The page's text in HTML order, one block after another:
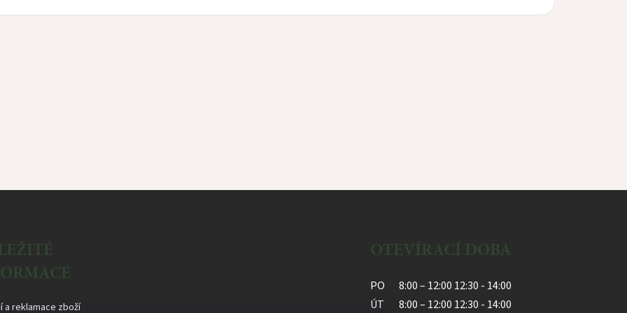
a reklamace zboží
OTEVÍRACÍ DOBA
PO
8:00 – 12:00 12:30 - 14:00
ÚT
8:00 – 12:00 12:30 - 14:00